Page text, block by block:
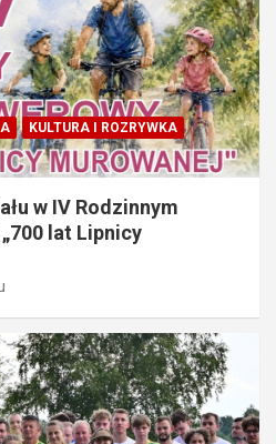
KULTURA I ROZRYWKA
w IV Rodzinnym
lat Lipnicy